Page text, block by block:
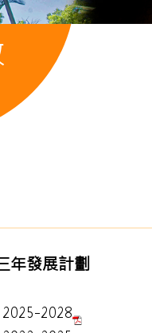
年發展計劃
2025-2028